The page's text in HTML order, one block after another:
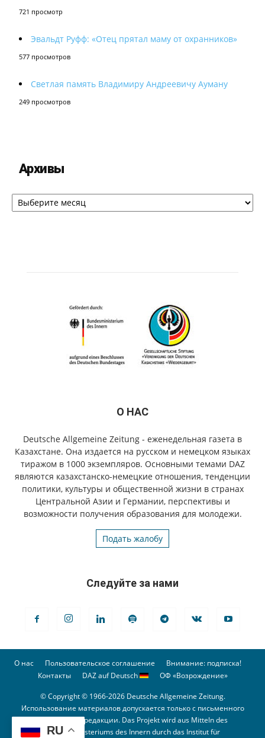
721 просмотр
Эвальдт Руфф: «Отец прятал маму от охранников»
577 просмотров
Светлая память Владимиру Андреевичу Ауману
249 просмотров
Архивы
Архивы
О НАС
Deutsche Allgemeine Zeitung - еженедельная газета в
Казахстане. Она издается на русском и немецком языках
тиражом в 1000 экземпляров. Основными темами DAZ
являются казахстанско-немецкие отношения, тенденции
политики, культуры и общественной жизни в странах
Центральной Азии и Германии, перспективы и
возможности получения образования для молодежи.
Подать жалобу
Следуйте за нами
О нас Пользовательское соглашение
Внимание: подписка!
Контакты
DAZ auf Deutsch ОФ «Возрождение»
© Copyright © 1966-2026 Deutsche Allgemeine Zeitung.
Использование материалов допускается только с письменного
разрешения редакции. Das Projekt wird aus Mitteln des
Bundesministeriums des Innern durch das Institut für
RU